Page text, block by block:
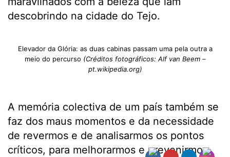
descobrindo na cidade do Tejo.
Elevador da Glória: as duas cabinas passam uma pela outra a
meio do percurso (Créditos fotográficos: Alf van Beem –
pt.wikipedia.org)
A memória colectiva de um país também se
faz dos maus momentos e da necessidade
de revermos e de analisarmos os pontos
críticos, para melhorarmos e prevenirmos